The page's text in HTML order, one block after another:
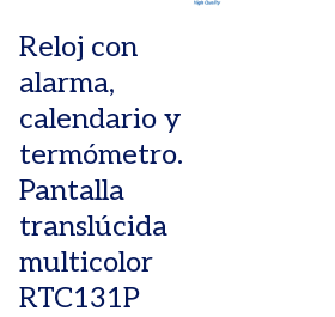
Reloj con
alarma,
calendario y
termómetro.
Pantalla
translúcida
multicolor
RTC131P